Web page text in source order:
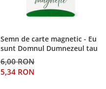
Semn de carte magnetic - Eu
sunt Domnul Dumnezeul tau
6,00 RON
5,34 RON